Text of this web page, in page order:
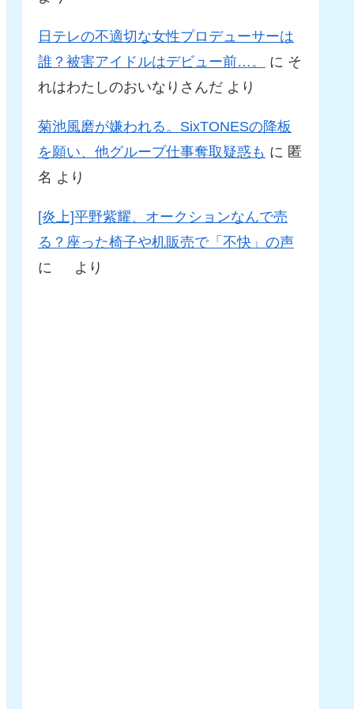
日テレの不適切な女性プロデューサーは
誰？被害アイドルはデビュー前…。
に そ
れはわたしのおいなりさんだ より
菊池風磨が嫌われる。SixTONESの降板
を願い、他グループ仕事奪取疑惑も に 匿
名 より
[炎上]平野紫耀、オークションなんで売
る？座った椅子や机販売で「不快」の声
に
より